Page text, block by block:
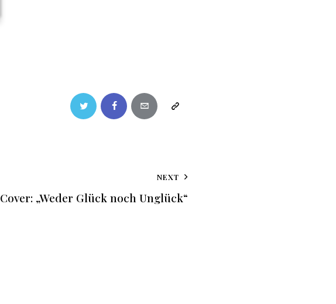
NEXT
Cover: „Weder Glück noch Unglück“